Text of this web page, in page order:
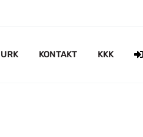
KONTAKT KKK